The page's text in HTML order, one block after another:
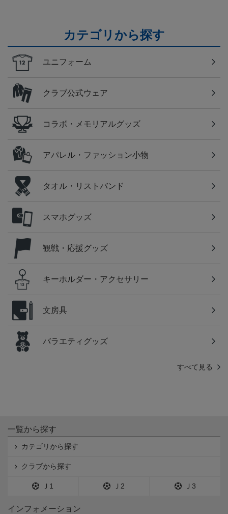
カテゴリから探す
ユニフォーム
クラブ公式ウェア
コラボ・メモリアルグッズ
アパレル・ファッション小物
タオル・リストバンド
スマホグッズ
観戦・応援グッズ
キーホルダー・アクセサリー
文房具
バラエティグッズ
すべて見る
一覧から探す
カテゴリから探す
クラブから探す
Ｊ1 Ｊ2 Ｊ3
インフォメーション